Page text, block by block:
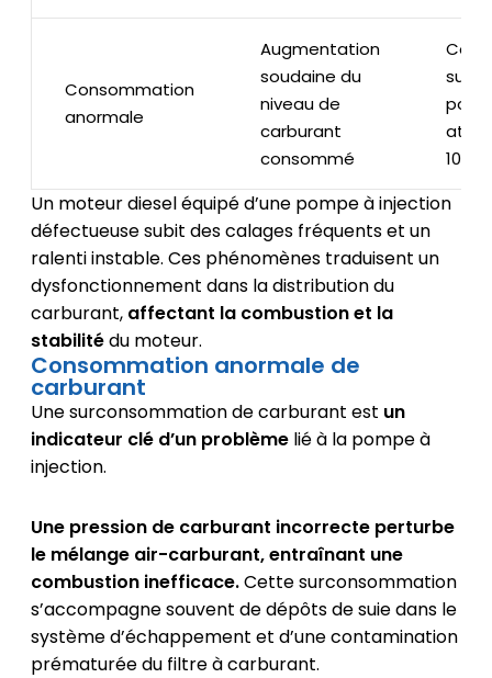
Consommation
anormale
Augmentation
soudaine du
niveau de
carburant
consommé
Coût
Un moteur diesel équipé d’une pompe à injection
défectueuse subit des calages fréquents et un
ralenti instable. Ces phénomènes traduisent un
dysfonctionnement dans la distribution du
carburant, affectant la combustion et la
stabilitédu moteur.
Consommation anormale de
carburant
Une surconsommation de carburant est un
indicateur clé d’un problèmelié à la pompe à
injection.
Une pression de carburant incorrecte perturbe
le mélange air-carburant, entraînant une
combustion inefficace.Cette surconsommation
s’accompagne souvent de dépôts de suie dans le
système d’échappement et d’une contamination
prématurée du filtre à carburant.